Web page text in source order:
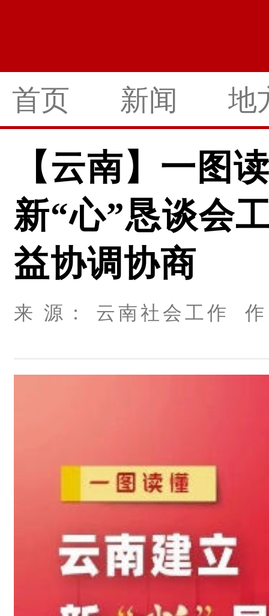
首页 新闻 地
【云南】一图
新“心”恳谈会
益协调协商
来 源： 云南社会工作